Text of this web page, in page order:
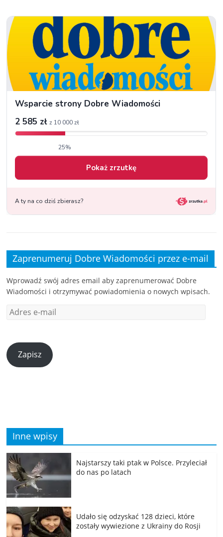
Zaprenumeruj Dobre Wiadomości przez e-mail
Wprowadź swój adres email aby zaprenumerować Dobre
Wiadomości i otrzymywać powiadomienia o nowych wpisach.
Zapisz
Inne wpisy
Najstarszy taki ptak w Polsce. Przyleciał
do nas po latach
Udało się odzyskać 128 dzieci, które
zostały wywiezione z Ukrainy do Rosji